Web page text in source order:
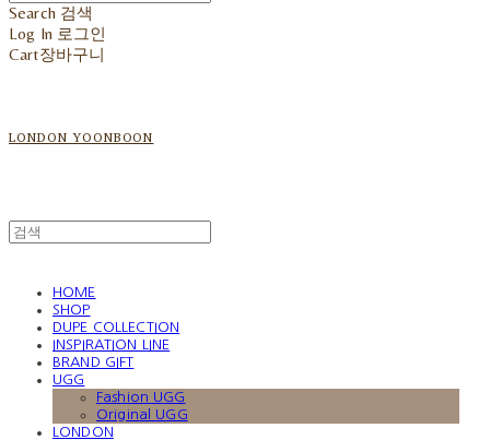
Search 검색
Log In 로그인
Cart장바구니
LONDON YOONBOON
HOME
SHOP
DUPE COLLECTION
INSPIRATION LINE
BRAND GIFT
UGG
Fashion UGG
Original UGG
LONDON